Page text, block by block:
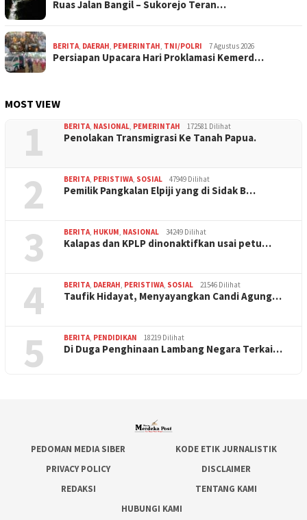
Ruas Jalan Bangil – Sukorejo Teran…
BERITA, DAERAH, PEMERINTAH, TNI/POLRI 7 Agustus 2026
Persiapan Upacara Hari Proklamasi Kemerd…
MOST VIEW
1 BERITA, NASIONAL, PEMERINTAH 172581 Dilihat
Penolakan Transmigrasi Ke Tanah Papua.
2 BERITA, PERISTIWA, SOSIAL 47949 Dilihat
Pemilik Pangkalan Elpiji yang di Sidak B…
3 BERITA, HUKUM, NASIONAL 34249 Dilihat
Kalapas dan KPLP dinonaktifkan usai petu…
4 BERITA, DAERAH, PERISTIWA, SOSIAL 21546 Dilihat
Taufik Hidayat, Menyayangkan Candi Agung…
5 BERITA, PENDIDIKAN 18219 Dilihat
Di Duga Penghinaan Lambang Negara Terkai…
PEDOMAN MEDIA SIBER
KODE ETIK JURNALISTIK
PRIVACY POLICY
DISCLAIMER
REDAKSI
TENTANG KAMI
HUBUNGI KAMI